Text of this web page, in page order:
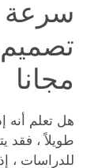
سرعة
تصميم
مجانا
هل تعلم أنه
طويلاً ، فقد